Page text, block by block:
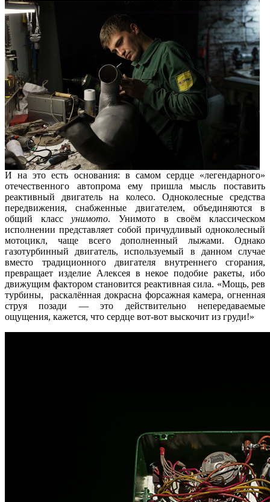
И на это есть основания: в самом сердце «легендарного»
отечественного автопрома ему пришла мысль поставить
реактивный двигатель на колесо. Одноколесные средства
передвижения, снабженные двигателем, объединяются в
общий классунимото. Унимото в своём классическом
исполнении представляет собой причудливый одноколесный
мотоцикл, чаще всего дополненный лыжами. Однако
газотурбинный двигатель, используемый в данном случае
вместо традиционного двигателя внутреннего сгорания,
превращает изделие Алексея в некое подобие ракеты, ибо
движущим фактором становится реактивная сила. «Мощь, рев
турбины, раскалённая докрасна форсажная камера, огненная
струя позади — это действительно непередаваемые
ощущения, кажется, что сердце вот-вот выскочит из груди!»